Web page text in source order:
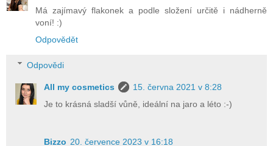
Má zajímavý flakonek a podle složení určitě i nádherně
voní! :)
Odpovědět
Odpovědi
All my cosmetics
15. června 2021 v 8:28
Je to krásná sladší vůně, ideální na jaro a léto :-)
Bizzo 20. července 2023 v 16:18